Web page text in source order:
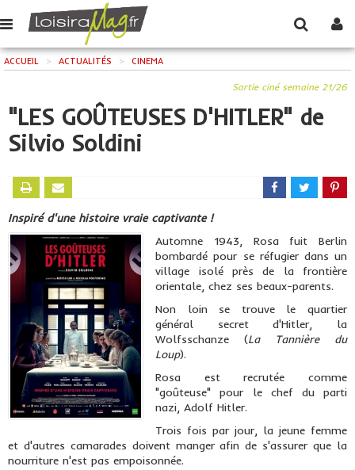
ACCUEIL > ACTUALITÉS > CINEMA
Sortie ciné semaine 21/26
"LES GOÛTEUSES D'HITLER" de
Silvio Soldini
Inspiré d'une histoire vraie captivante !
Automne 1943, Rosa fuit Berlin
bombardé pour se réfugier dans un
village isolé près de la frontière
orientale, chez ses beaux-parents.
Non loin se trouve le quartier
général secret d'Hitler, la
Wolfsschanze (La Tannière du
Loup).
Rosa est recrutée comme
"goûteuse" pour le chef du parti
nazi, Adolf Hitler.
Trois fois par jour, la jeune femme
et d'autres camarades doivent manger afin de s'assurer que la
nourriture n'est pas empoisonnée.